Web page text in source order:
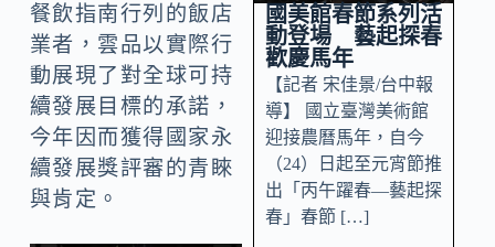
餐飲指南行列的飯店
業者，雲品以實際行
動展現了對全球可持
續發展目標的承諾，
今年因而獲得國家永
續發展獎評審的青睞
與肯定。
國美館春節系列活
動登場 藝起探春
歡慶馬年
【記者 宋佳景/台中報
導】 國立臺灣美術館
迎接農曆馬年，自今
（24）日起至元宵節推
出「丙午躍春—藝起探
春」春節 […]